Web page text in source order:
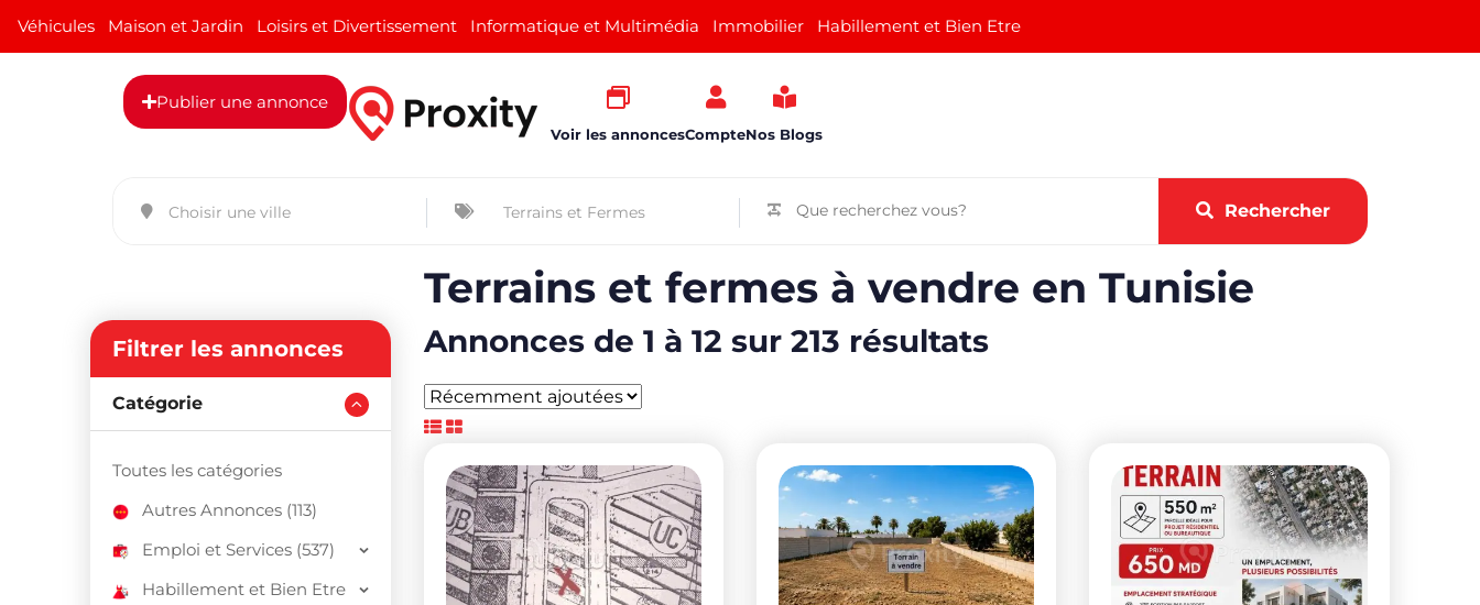
Véhicules Maison et Jardin Loisirs et Divertissement Informatique et Multimédia Immobilier Habillement et Bien Etre
Publier une annonce
Voir les annoncesCompteNos Blogs
Rechercher
Filtrer les annonces
Catégorie
Toutes les catégories
Autres Annonces (113)
Emploi et Services (537)
Habillement et Bien Etre
Terrains et fermes à vendre en Tunisie
Annonces de 1 à 12 sur 213 résultats